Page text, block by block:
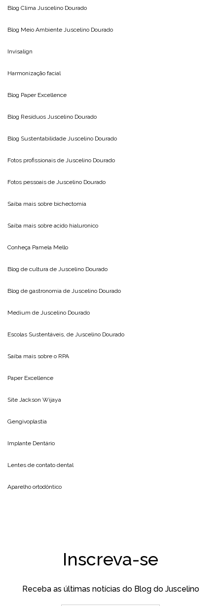
Blog Clima Juscelino Dourado
Blog Meio Ambiente Juscelino Dourado
Invisalign
Harmonização facial
Blog Paper Excellence
Blog Resíduos Juscelino Dourado
Blog Sustentabilidade Juscelino Dourado
Fotos profissionais de Juscelino Dourado
Fotos pessoais de Juscelino Dourado
Saiba mais sobre bichectomia
Saiba mais sobre acido hialuronico
Conheça Pamela Mello
Blog de cultura de Juscelino Dourado
Blog de gastronomia de Juscelino Dourado
Medium de Juscelino Dourado
Escolas Sustentáveis, de Juscelino Dourado
Saiba mais sobre o RPA
Paper Excellence
Site Jackson Wijaya
Gengivoplastia
Implante Dentário
Lentes de contato dental
Aparelho ortodôntico
Inscreva-se
Receba as últimas notícias do Blog do Juscelino